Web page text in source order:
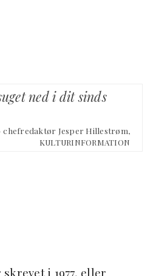
ned i dit sinds
chefredaktør Jesper Hillestrøm,
KULTURINFORMATION
i 1977, eller